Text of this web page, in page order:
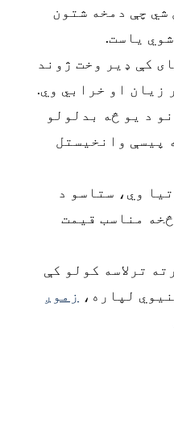
شي چې دمخه شتون
یاست.
کې ډیر وخت ژوند
زیان او خرابي وي.
د یو څه بدلولو
پیسې وانخیستل
وي، ستاسو د
مناسب قیمت
ترلاسه کولو کې
لپاره، زموږ